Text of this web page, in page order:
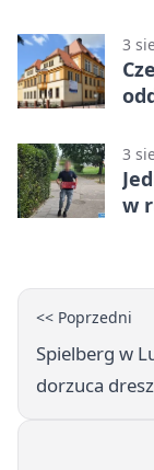
3
3
w
<< Poprzedni
Spielberg w
dorzuca